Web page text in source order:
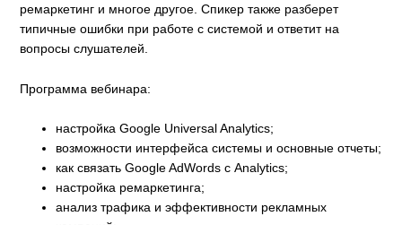
ремаркетинг и многое другое. Спикер также разберет
типичные ошибки при работе с системой и ответит на
вопросы слушателей.
Программа вебинара:
настройка Google Universal Analytics;
возможности интерфейса системы и основные отчеты;
как связать Google AdWords с Analytics;
настройка ремаркетинга;
анализ трафика и эффективности рекламных